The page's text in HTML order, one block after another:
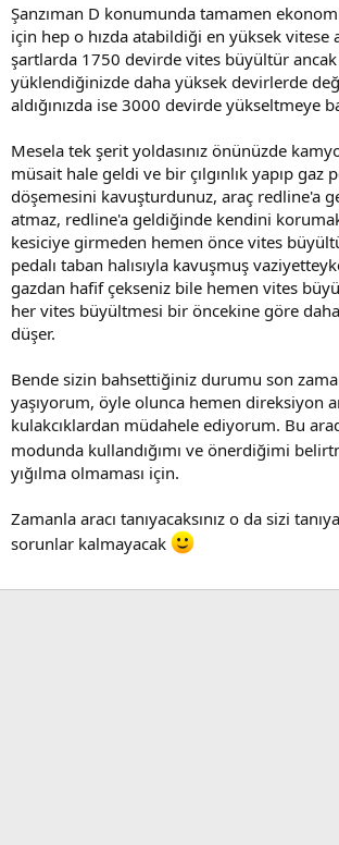
Şanzıman D konumunda tamamen ekonomi
için hep o hızda atabildiği en yüksek vitese
şartlarda 1750 devirde vites büyültür
yüklendiğinizde daha yüksek devirlerde
aldığınızda ise 3000 devirde yükseltmeye
Mesela tek şerit yoldasınız önünüzde
müsait hale geldi ve bir çılgınlık yapıp gaz
döşemesini kavuşturdunuz, araç redline'a
atmaz, redline'a geldiğinde kendini
kesiciye girmeden hemen önce vites
pedalı taban halısıyla kavuşmuş
gazdan hafif çekseniz bile hemen vites
her vites büyültmesi bir öncekine göre
düşer.
Bende sizin bahsettiğiniz durumu son
yaşıyorum, öyle olunca hemen direksiyon
kulakcıklardan müdahele ediyorum. Bu
modunda kullandığımı ve önerdiğimi
yığılma olmaması için.
Zamanla aracı tanıyacaksınız o da sizi
sorunlar kalmayacak